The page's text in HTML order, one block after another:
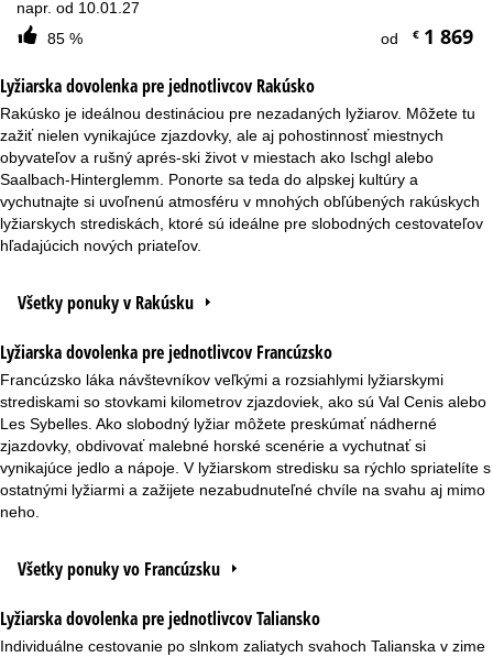
napr. od 10.01.27
85 %
od €1 869
Lyžiarska dovolenka pre jednotlivcov Rakúsko
Rakúsko je ideálnou destináciou pre nezadaných lyžiarov. Môžete tu
zažiť nielen vynikajúce zjazdovky, ale aj pohostinnosť miestnych
obyvateľov a rušný aprés-ski život v miestach ako Ischgl alebo
Saalbach-Hinterglemm. Ponorte sa teda do alpskej kultúry a
vychutnajte si uvoľnenú atmosféru v mnohých obľúbených rakúskych
lyžiarskych strediskách, ktoré sú ideálne pre slobodných cestovateľov
hľadajúcich nových priateľov.
Všetky ponuky v Rakúsku
Lyžiarska dovolenka pre jednotlivcov Francúzsko
Francúzsko láka návštevníkov veľkými a rozsiahlymi lyžiarskymi
strediskami so stovkami kilometrov zjazdoviek, ako sú Val Cenis alebo
Les Sybelles. Ako slobodný lyžiar môžete preskúmať nádherné
zjazdovky, obdivovať malebné horské scenérie a vychutnať si
vynikajúce jedlo a nápoje. V lyžiarskom stredisku sa rýchlo spriatelíte s
ostatnými lyžiarmi a zažijete nezabudnuteľné chvíle na svahu aj mimo
neho.
Všetky ponuky vo Francúzsku
Lyžiarska dovolenka pre jednotlivcov Taliansko
Individuálne cestovanie po slnkom zaliatych svahoch Talianska v zime